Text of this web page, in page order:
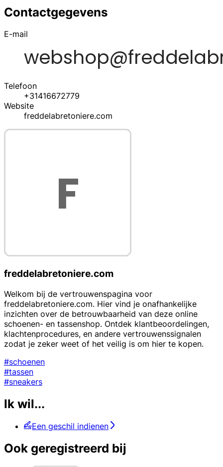
Contactgegevens
E-mail
Telefoon
+31416672779
Website
freddelabretoniere.com
freddelabretoniere.com
Welkom bij de vertrouwenspagina voor
freddelabretoniere.com. Hier vind je onafhankelijke
inzichten over de betrouwbaarheid van deze online
schoenen- en tassenshop. Ontdek klantbeoordelingen,
klachtenprocedures, en andere vertrouwenssignalen
zodat je zeker weet of het veilig is om hier te kopen.
#schoenen
#tassen
#sneakers
Ik wil...
Een geschil indienen
Ook geregistreerd bij